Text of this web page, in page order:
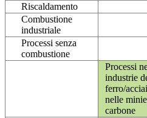
Riscaldamento
Combustione
industriale
Processi senza
combustione
Processi
industrie
ferro/
nelle
carbone